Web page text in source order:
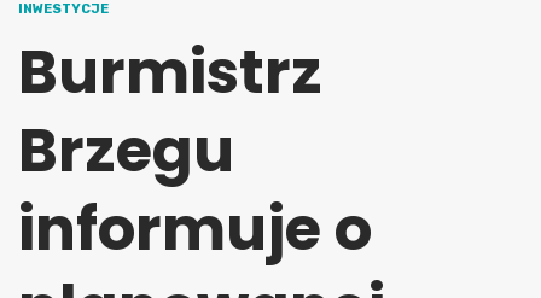
INWESTYCJE
Burmistrz
Brzegu
informuje o